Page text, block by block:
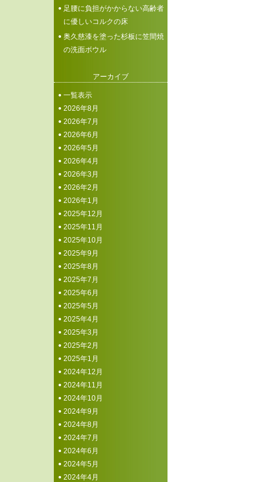
足腰に負担がかからない高齢者
に優しいコルクの床
奥久慈漆を塗った杉板に笠間焼
の洗面ボウル
アーカイブ
一覧表示
2026年8月
2026年7月
2026年6月
2026年5月
2026年4月
2026年3月
2026年2月
2026年1月
2025年12月
2025年11月
2025年10月
2025年9月
2025年8月
2025年7月
2025年6月
2025年5月
2025年4月
2025年3月
2025年2月
2025年1月
2024年12月
2024年11月
2024年10月
2024年9月
2024年8月
2024年7月
2024年6月
2024年5月
2024年4月